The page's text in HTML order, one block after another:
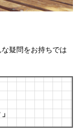
疑問をお持ちでは